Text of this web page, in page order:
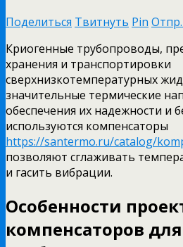
Поделиться Твитнуть Pin
Криогенные трубопроводы,
хранения и транспортировки
сверхнизкотемпературных
значительные термические
обеспечения их надежности и
используются компенсаторы
https://santermo.ru/catalog/
позволяют сглаживать
и гасить вибрации.
Особенности
компенсаторов